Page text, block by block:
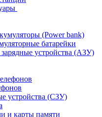
(Power bank)
батарейки
устройства (АЗУ)
устройства (СЗУ)
и карты памяти